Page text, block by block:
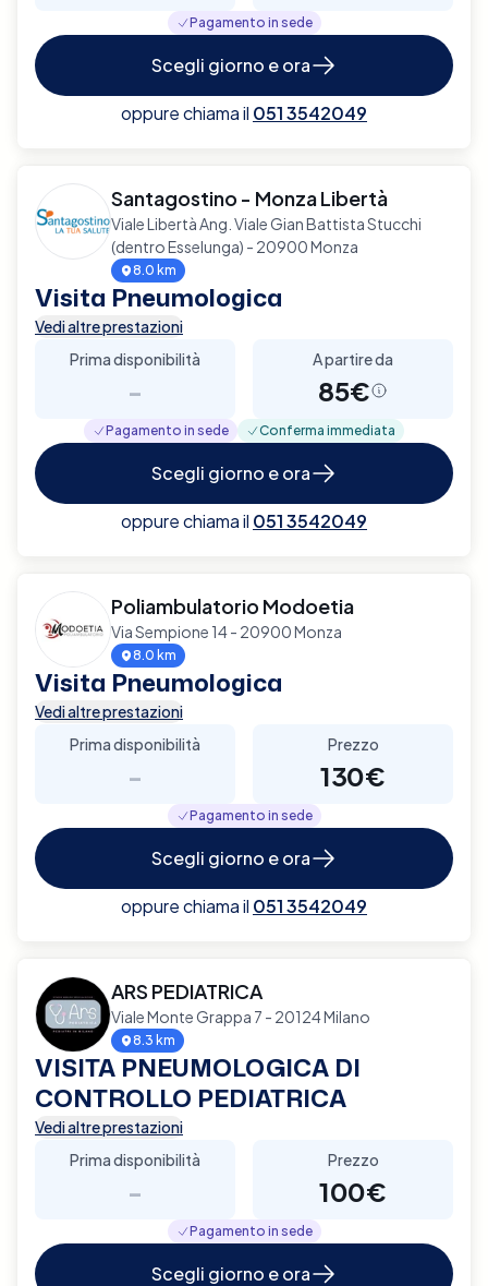
Pagamento in sede
Scegli giorno e ora
oppure chiama il 051 3542049
Santagostino - Monza Libertà
Viale Libertà Ang. Viale Gian Battista Stucchi
(dentro Esselunga) - 20900 Monza
8.0 km
Visita Pneumologica
Vedi altre prestazioni
Prima disponibilità
-
A partire da
85€
Pagamento in sede Conferma immediata
Scegli giorno e ora
oppure chiama il 051 3542049
Poliambulatorio Modoetia
Via Sempione 14 - 20900 Monza
8.0 km
Visita Pneumologica
Vedi altre prestazioni
Prima disponibilità
-
Prezzo
130€
Pagamento in sede
Scegli giorno e ora
oppure chiama il 051 3542049
ARS PEDIATRICA
Viale Monte Grappa 7 - 20124 Milano
8.3 km
VISITA PNEUMOLOGICA DI
CONTROLLO PEDIATRICA
Vedi altre prestazioni
Prima disponibilità
-
Prezzo
100€
Pagamento in sede
Scegli giorno e ora